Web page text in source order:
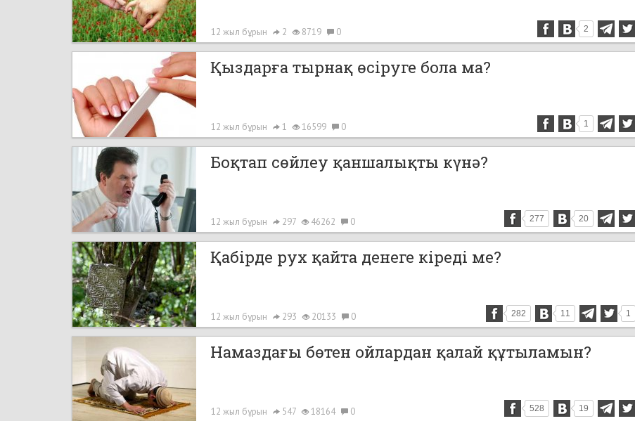
12 жыл бұрын 2 8719 0 2
Қыздарға тырнақ өсіруге бола ма?
12 жыл бұрын 1 16599 0 1
Боқтап сөйлеу қаншалықты күнә?
12 жыл бұрын 297 46262 0 277 20
Қабірде рух қайта денеге кіреді ме?
12 жыл бұрын 293 20133 0 282 11 1
Намаздағы бөтен ойлардан қалай құтыламын?
12 жыл бұрын 547 18164 0 528 19